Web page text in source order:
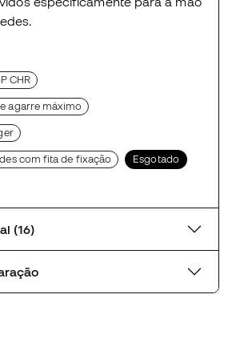
CHR
agarre máximo
com fita de fixação Esgotado
Avaliação pessoal (16)